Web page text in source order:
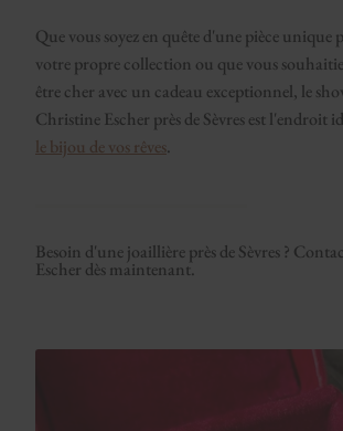
Que vous soyez en quête d'une pièce unique
votre propre collection ou que vous
être cher avec un cadeau exceptionnel, le
Christine Escher près de Sèvres est l'endroit
le bijou de vos rêves.
Besoin d'une joaillière près de Sèvres ?
Escher dès maintenant.